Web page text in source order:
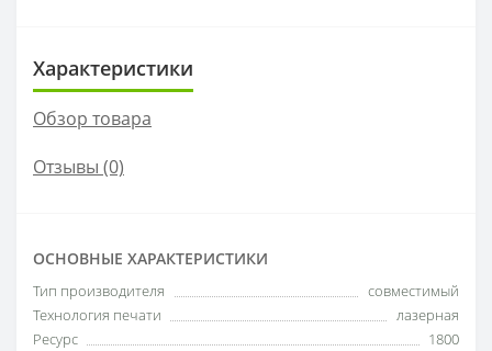
Характеристики
Обзор товара
Отзывы (0)
ОСНОВНЫЕ ХАРАКТЕРИСТИКИ
Тип производителя
совместимый
Технология печати
лазерная
Ресурс
1800